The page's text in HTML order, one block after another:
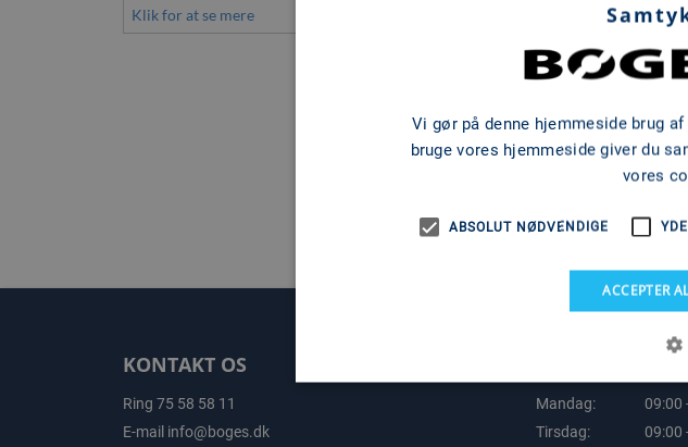
Klik for at se mere
KONTAKT OS
Ring 75 58 58 11
E-mail info@boges.dk
Mandag:
09:00
Tirsdag:
09:00
Vi gør på denne hjemmeside brug
bruge vores hjemmeside giver du
vores
ABSOLUT NØDVENDIGE
ACCEPTER